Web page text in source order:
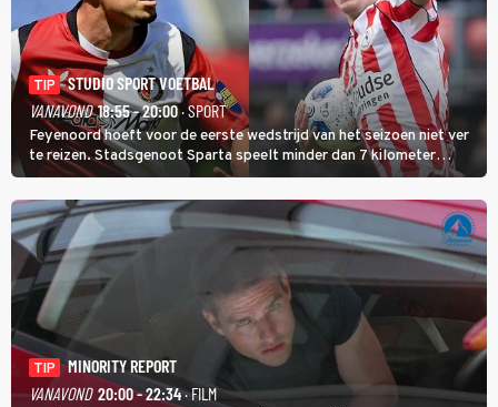
TIP
STUDIO SPORT VOETBAL
VANAVOND 18:55 - 20:00· SPORT
Feyenoord hoeft voor de eerste wedstrijd van het seizoen niet ver
te reizen. Stadsgenoot Sparta speelt minder dan 7 kilometer
verderop. Feyenoord trok de Spaanse spits Nacho Ferri aan van
KVC Westerlo uit België.
TIP
MINORITY REPORT
VANAVOND 20:00 - 22:34· FILM